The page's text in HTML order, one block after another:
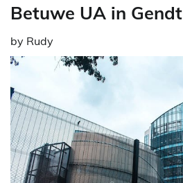
Betuwe UA in Gendt
by Rudy